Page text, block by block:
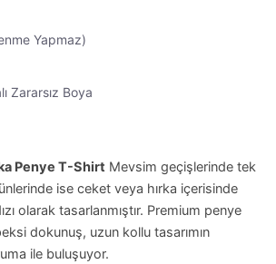
Yapmaz)
Zararsız Boya
Penye T-Shirt Mevsim geçişlerinde tek
ise ceket veya hırka içerisinde
olarak tasarlanmıştır. Premium penye
dokunuş, uzun kollu tasarımın
ile buluşuyor.